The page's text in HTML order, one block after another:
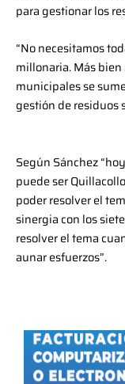
para gestionar los
“No necesitamos
millonaria. Más
municipales se
gestión de residuos
Según Sánchez
puede ser
poder resolver el
sinergia con los
resolver el tema
aunar esfuerzos”.